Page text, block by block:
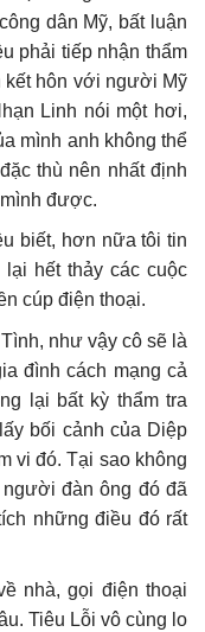
dân Mỹ, bất luận
phải tiếp nhận thẩm
kết hôn với người Mỹ
Linh nói một hơi,
mình anh không thể
thù nên nhất định
được.
biết, hơn nữa tôi tin
hết thảy các cuộc
cúp điện thoại.
như vậy cô sẽ là
đình cách mạng cả
lại bất kỳ thẩm tra
bối cảnh của Diệp
vi đó. Tại sao không
đàn ông đó đã
những điều đó rất
nhà, gọi điện thoại
Tiêu Lỗi vô cùng lo